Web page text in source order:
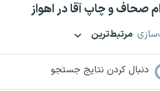
صحاف و چاپ آقا در اهواز
مرتبط‌ترین
دنبال کردن نتایج جستجو